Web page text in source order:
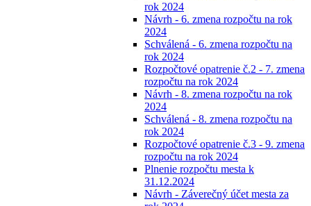
rok 2024
Návrh - 6. zmena rozpočtu na rok
2024
Schválená - 6. zmena rozpočtu na
rok 2024
Rozpočtové opatrenie č.2 - 7. zmena
rozpočtu na rok 2024
Návrh - 8. zmena rozpočtu na rok
2024
Schválená - 8. zmena rozpočtu na
rok 2024
Rozpočtové opatrenie č.3 - 9. zmena
rozpočtu na rok 2024
Plnenie rozpočtu mesta k
31.12.2024
Návrh - Záverečný účet mesta za